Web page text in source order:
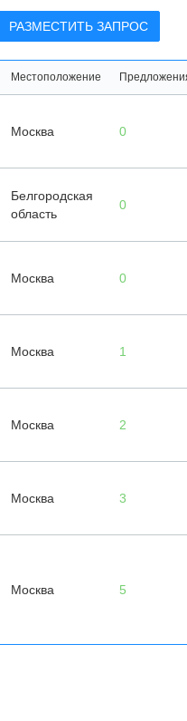
РАЗМЕСТИТЬ ЗАПРОС
Местоположение
Москва 0
Белгородская
область
0
Москва 0
Москва 1
Москва 2
Москва 3
Москва 5